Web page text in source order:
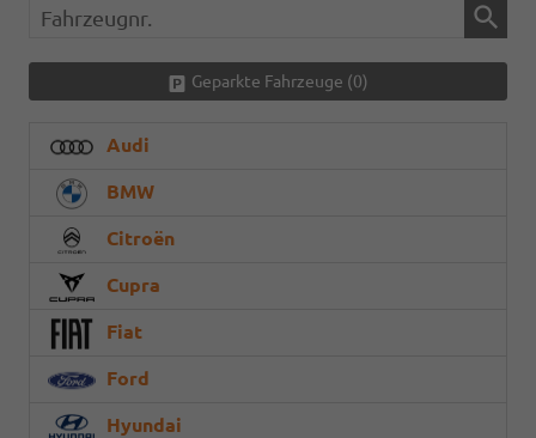
Fahrzeugnr.
Geparkte Fahrzeuge (0)
Audi
BMW
Citroën
Cupra
Fiat
Ford
Hyundai